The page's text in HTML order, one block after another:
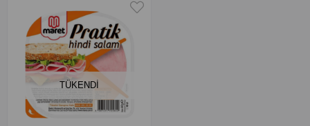
TÜKENDI